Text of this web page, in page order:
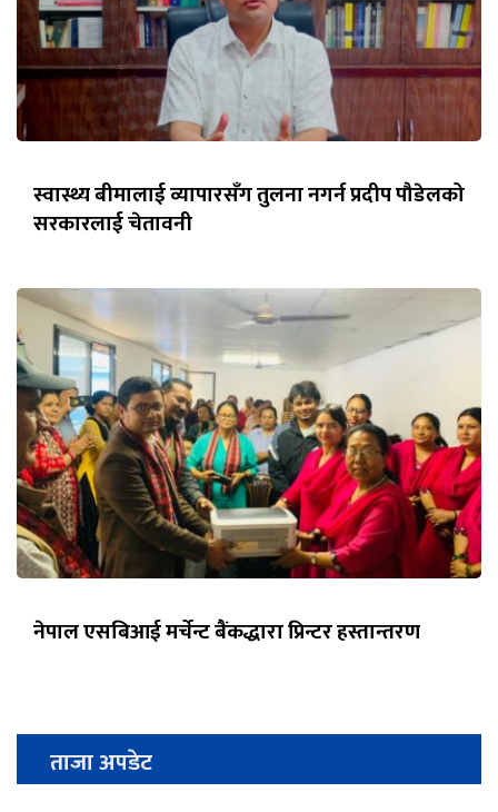
स्वास्थ्य बीमालाई व्यापारसँग तुलना नगर्न प्रदीप पौडेलको
सरकारलाई चेतावनी
नेपाल एसबिआई मर्चेन्ट बैंकद्धारा प्रिन्टर हस्तान्तरण
ताजा अपडेट